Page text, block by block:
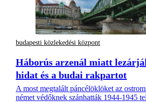
budapesti közlekedési központ
Háborús arzenál miatt
hidat és a budai rakpartot
A most megtalált páncélöklöket az
német védőknek szánhatták 1944-1945